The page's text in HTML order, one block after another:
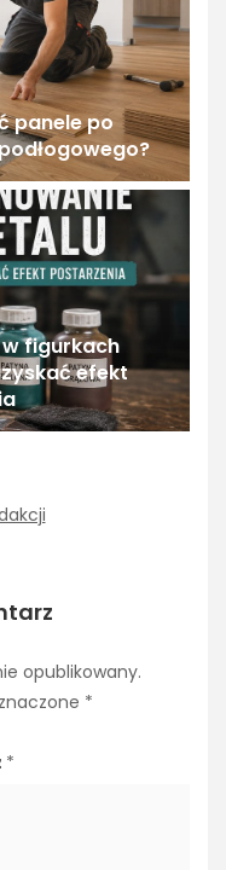
panele po
figurkach
efekt
opublikowany.
*
*